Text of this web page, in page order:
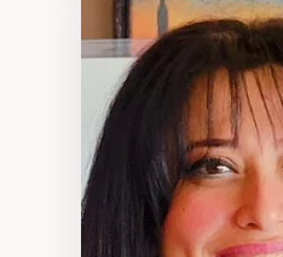
Expertises
Trajectoires
Migrations forcées
Études des
des migrations
Politiques migratoires
Réfugiés
Demandeurs d’asile
Migrations
Migrations
Migration et
Migration et